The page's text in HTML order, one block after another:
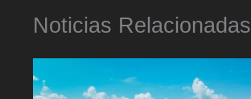
Noticias Relacionadas